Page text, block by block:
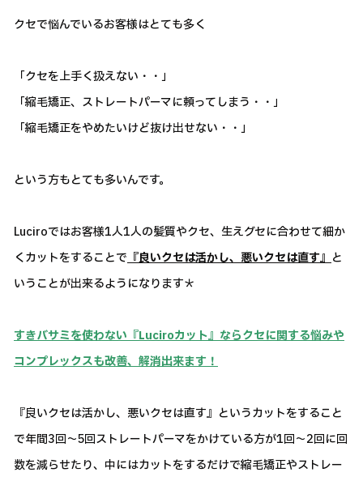
クセで悩んでいるお客様はとても多く
「クセを上手く扱えない・・」
「縮毛矯正、ストレートパーマに頼ってしまう・・」
「縮毛矯正をやめたいけど抜け出せない・・」
という方もとても多いんです。
Luciroではお客様1人1人の髪質やクセ、生えグセに合わせて細か
くカットをすることで『良いクセは活かし、悪いクセは直す』と
いうことが出来るようになります＊
すきバサミを使わない『Luciroカット』ならクセに関する悩みや
コンプレックスも改善、解消出来ます！
『良いクセは活かし、悪いクセは直す』というカットをすること
で年間3回～5回ストレートパーマをかけている方が1回～2回に回
数を減らせたり、中にはカットをするだけで縮毛矯正やストレー